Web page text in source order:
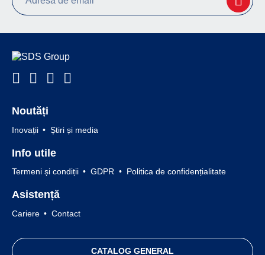
Noutăți
Inovații Știri și media
Info utile
Termeni și condiții GDPR Politica de confidențialitate
Asistență
Cariere Contact
CATALOG GENERAL